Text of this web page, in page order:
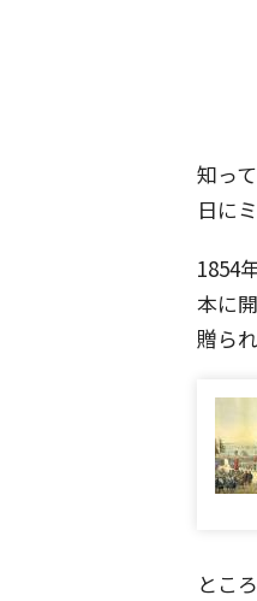
知っ
日に
1854
本に
贈ら
とこ